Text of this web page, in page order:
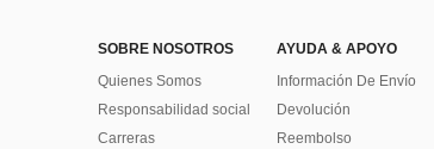
SOBRE NOSOTROS
Quienes Somos
Responsabilidad social
Carreras
AYUDA & APOYO
Información De Envío
Devolución
Reembolso